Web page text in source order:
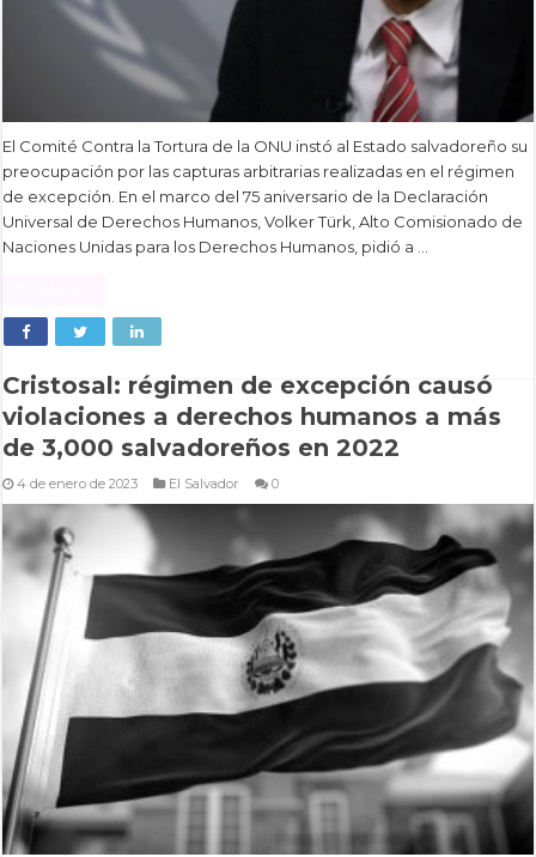
El Comité Contra la Tortura de la ONU instó al Estado salvadoreño su
preocupación por las capturas arbitrarias realizadas en el régimen
de excepción. En el marco del 75 aniversario de la Declaración
Universal de Derechos Humanos, Volker Türk, Alto Comisionado de
Naciones Unidas para los Derechos Humanos, pidió a …
Cristosal: régimen de excepción causó
violaciones a derechos humanos a más
de 3,000 salvadoreños en 2022
4 de enero de 2023 El Salvador 0